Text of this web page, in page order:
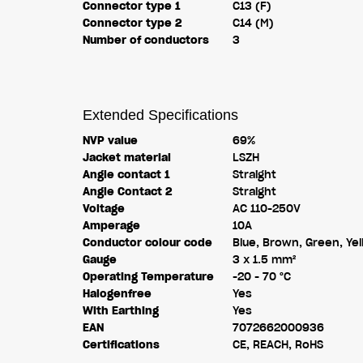
Connector type 1
C13 (F)
Connector type 2
C14 (M)
Number of conductors
3
Extended Specifications
NVP value
69%
Jacket material
LSZH
Angle contact 1
Straight
Angle Contact 2
Straight
Voltage
AC 110-250V
Amperage
10A
Conductor colour code
Blue, Brown, Green,
Gauge
3 x 1.5 mm²
Operating Temperature
-20 - 70 °C
Halogenfree
Yes
With Earthing
Yes
EAN
7072662000936
Certifications
CE, REACH, RoHS